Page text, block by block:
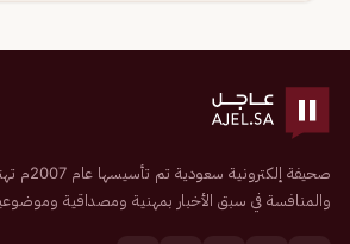
صحيفة
والمنافسة في سبق الأخبار بمهنية ومصداقية